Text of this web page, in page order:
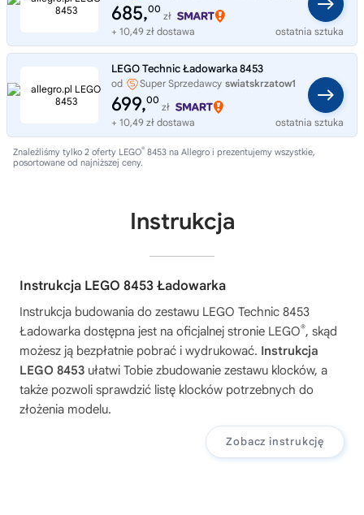
685,00
zł
+ 10,49 zł dostawa
ostatnia sztuka
LEGO Technic Ładowarka 8453
od Super Sprzedawcy swiatskrzatow1
699,00
zł
+ 10,49 zł dostawa
ostatnia sztuka
Znaleźliśmy tylko 2 oferty LEGO® 8453 na Allegro i prezentujemy wszystkie,
posortowane od najniższej ceny.
Instrukcja
Instrukcja LEGO 8453 Ładowarka
Instrukcja budowania do zestawu LEGO Technic 8453
Ładowarka dostępna jest na oficjalnej stronie LEGO®, skąd
możesz ją bezpłatnie pobrać i wydrukować. Instrukcja
LEGO 8453 ułatwi Tobie zbudowanie zestawu klocków, a
także pozwoli sprawdzić listę klocków potrzebnych do
złożenia modelu.
Zobacz instrukcję